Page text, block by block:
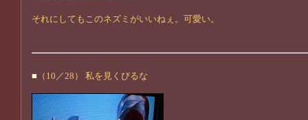
それにしてもこのネズミがいいねぇ。可愛い。
■ （10／28） 私を見くびるな